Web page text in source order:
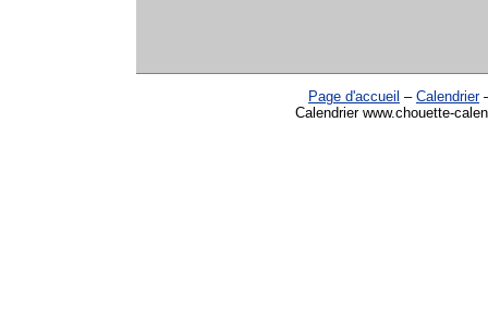
Page d'accueil – Calendrier
Calendrier www.chouette-